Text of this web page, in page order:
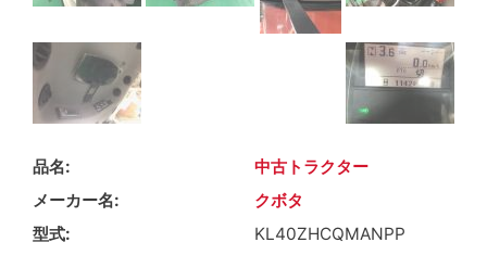
品名
中古トラクター
メーカー名
クボタ
型式
KL40ZHCQMANPP